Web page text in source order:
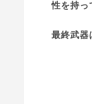
性を持っ
最終武器